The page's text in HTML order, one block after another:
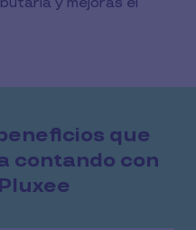
que
contando con